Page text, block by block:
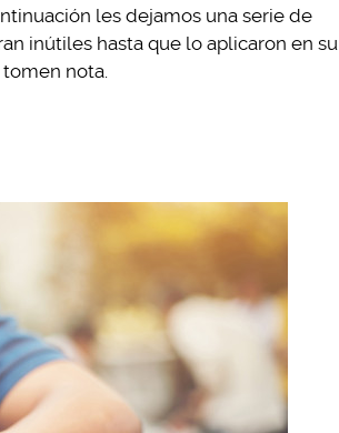
les dejamos una serie de
inútiles hasta que lo aplicaron en su
tomen nota.